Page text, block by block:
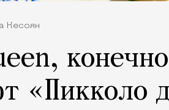
Кесоян
«Пикколо